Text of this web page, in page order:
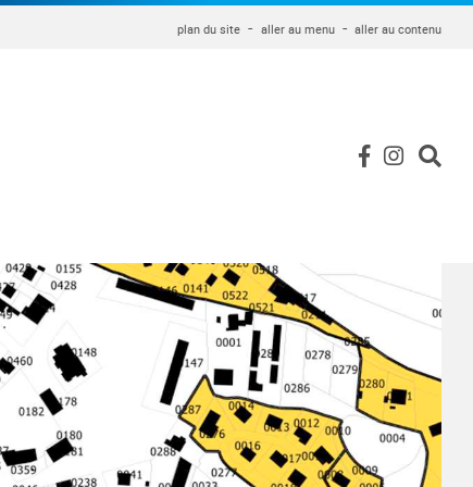
plan du site aller au menu aller au contenu